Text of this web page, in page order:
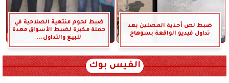
ضبط لص أحذية المصلين بعد
تداول فيديو الواقعة بسوهاج
ضبط لحوم منتهية الصلاحية في
حملة مكبرة لضبط الأسواق معدة
للبيع والتداول...
الفيس بوك